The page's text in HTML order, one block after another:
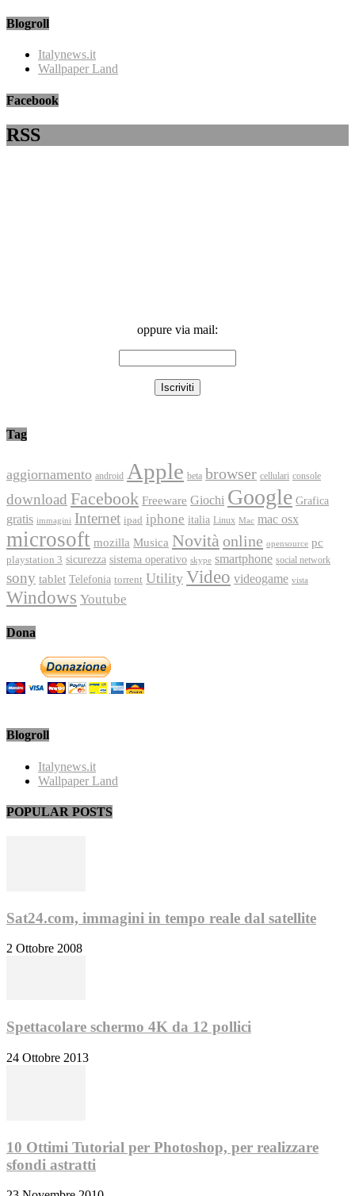
Blogroll
Italynews.it
Wallpaper Land
Facebook
RSS
oppure via mail:
Tag
aggiornamento android Apple beta browser cellulari console
download Facebook Freeware Giochi Google Grafica
gratis immagini Internet ipad iphone italia Linux Mac mac osx
microsoft mozilla Musica Novità online opensource pc
playstation 3 sicurezza sistema operativo skype smartphone social network
sony tablet Telefonia torrent Utility Video videogame vista
Windows Youtube
Dona
Blogroll
Italynews.it
Wallpaper Land
POPULAR POSTS
Sat24.com, immagini in tempo reale dal satellite
2 Ottobre 2008
Spettacolare schermo 4K da 12 pollici
24 Ottobre 2013
10 Ottimi Tutorial per Photoshop, per realizzare
sfondi astratti